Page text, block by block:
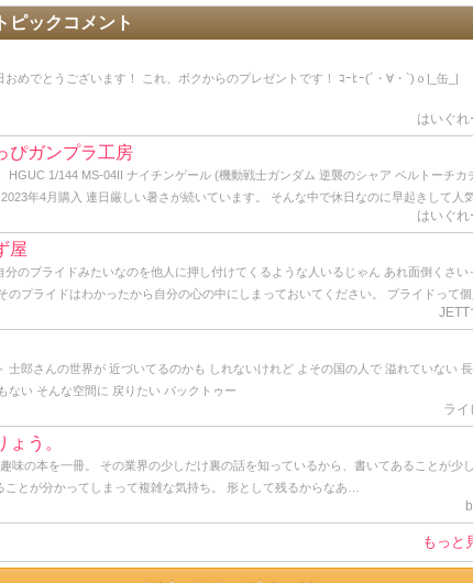
ピックコメント
おめでとうございます！ これ、ボクからのプレゼントです！ ｺｰﾋｰ(´・∀・`)ｏ|_缶_|
はいぐれ
ぴガンプラ工房
HGUC 1/144 MS-04II ナイチンゲール (機動戦士ガンダム 逆襲のシャア ベルトーチカ
2023年4月購入 連日厳しい暑さが続いています。 そんな中で休日なのに早起きして人
の端っこで青空塗装をしている自分は一体何者なのだろう？と軽くゲシュタルト崩壊
らトップコートを吹いてきました。 かくしてHG ナイチンゲールの完成です。 作り始
カいデカいと言い続けていた同キットですが、よくよく見ると頭部から胴体にかけて
ニアノズルがこれでもかと埋め尽くされ、見るからに推力オバケです。 でも、ぶっち
やるんならもう別に腕だの脚だの必要ないのでは？と思うわけです。 あれだけの巨体
ームライフル握らせて撃ち合ったりビームサーベルでチャンバラさせる意味が分からな
ゃあ見た目のインパクトも大事かも知れないけど、だからと言ってデカければ良い、
もなかろうに。 そう言えばこのナイチンゲールの搭乗者であるシャア総帥は、かつて
ルスーツを宛てがわれた時にもブツブツ文句垂れてたし、｢モビルスーツはこうある
ャア様の強い拘りが反映されて、あのデザインになったのでしょうかね？ まぁ、アム
死闘を繰り広げたモビルスーツなので、好きにすれば？って感じです。 せっかくなの
ったRG Hi-νガンダムと絡めてアルバム用の写真に納めます。 はてさて、どこに飾ろう
はいぐれ
屋
分のプライドみたいなのを他人に押し付けてくるような人いるじゃん あれ面倒くさい
のプライドはわかったから自分の心の中にしまっておいてください。 プライドって
もので、他人に共有させるもんじゃないし、他人に見せつけるものじゃないと思うね
、ここ一年ぐらいプライドの塊みたいなオッサンと仕事してるんだけど、とにかく面倒
はとてもとても大切なものだからね。 まっ、そんな感じで久しぶりに覗いてみたら、
ョンがあったんで久しぶりに書いてみた。 ではでは。 そんな感じ。
JETT
士郎さんの世界が 近づいてるのかも しれないけれど よその国の人で 溢れていない 長
ない そんな空間に 戻りたい バックトゥー
ライ
ょう。
味の本を一冊。 その業界の少しだけ裏の話を知っているから、書いてあることが少
ことが分かってしまって複雑な気持ち。 形として残るからなあ…
もっと